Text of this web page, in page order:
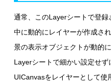
通常、このLayerシートで登
中に動的にレイヤーが作成さ
景の表示オブジェクトが動的
Layerシートで細かい設定せ
UICanvasをレイヤーとして使